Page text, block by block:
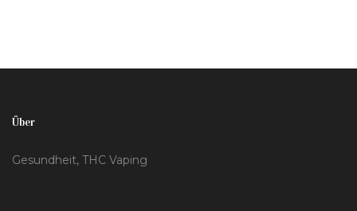
Über
Gesundheit, THC Vaping